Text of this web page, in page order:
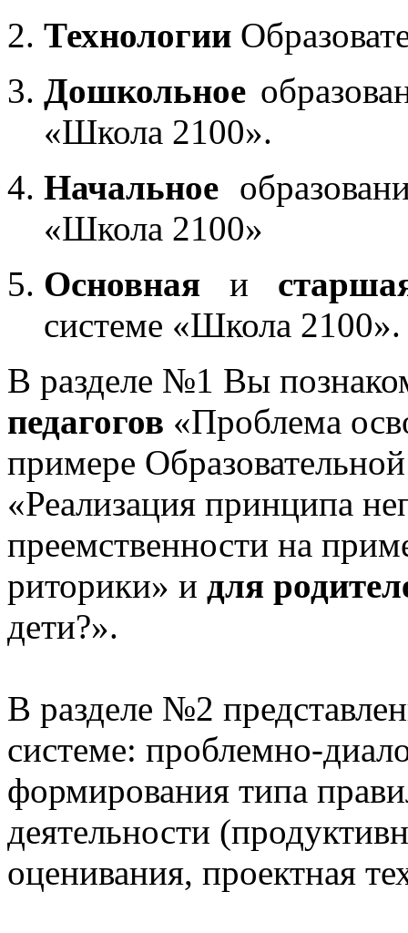
Технологии
Дошкольное
«Школа 2100».
Начальное
«Школа 2100»
Основная и
системе «Школа 2100».
В разделе №1 Вы
педагогов «Проблема
примере
«Реализация принципа
преемственности на
риторики» и для
дети?».
В разделе №2
системе: проблемно-
формирования типа
деятельности
оценивания, проектная